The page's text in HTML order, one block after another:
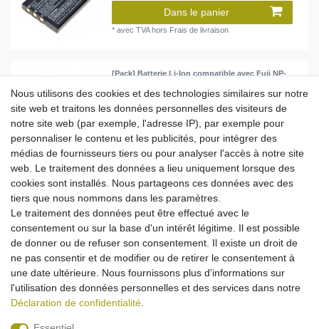
Dans le panier
*avec TVAhors Frais de livraison
[Pack] Batterie Li-Ion compatible avec Fuji NP-
20B - Ensemble de 2
12,95 € *
Dans le panier
hors Frais de livraison
Batterie Li-Ion compatible avec Ordro NP-170 /
Aiptek CB-170 / Speed NP-170
12,95 € *
Dans le panier
avec TVA Frais de livraison
Nous utilisons des cookies et des technologies similaires sur notre
site web et traitons les données personnelles des visiteurs de
notre site web (par exemple, l'adresse IP), par exemple pour
personnaliser le contenu et les publicités, pour intégrer des
médias de fournisseurs tiers ou pour analyser l'accès à notre site
web. Le traitement des données a lieu uniquement lorsque des
cookies sont installés. Nous partageons ces données avec des
tiers que nous nommons dans les paramètres.
Le traitement des données peut être effectué avec le
consentement ou sur la base d'un intérêt légitime. Il est possible
de donner ou de refuser son consentement. Il existe un droit de
ne pas consentir et de modifier ou de retirer le consentement à
une date ultérieure. Nous fournissons plus d'informations sur
l'utilisation des données personnelles et des services dans notre
Déclaration de confidentialité